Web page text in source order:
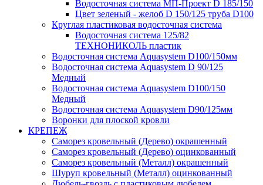
Водосточная система МП-Проект D 185/150
Цвет зеленый - желоб D 150/125 труба D100
Круглая пластиковая водосточная система
Водосточная система 125/82
ТЕХНОНИКОЛЬ пластик
Водосточная система Aquasystem D100/150мм
Водосточная система Aquasystem D 90/125
Медный
Водосточная система Aquasystem D100/150
Медный
Водосточная система Aquasystem D90/125мм
Воронки для плоской кровли
КРЕПЕЖ
Саморез кровельный (Дерево) окрашенный
Саморез кровельный (Дерево) оцинкованный
Саморез кровельный (Металл) окрашенный
Шуруп кровельный (Металл) оцинкованный